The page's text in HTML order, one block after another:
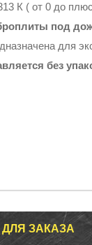
К ( от 0 до
под
для
без
ЗАКАЗА